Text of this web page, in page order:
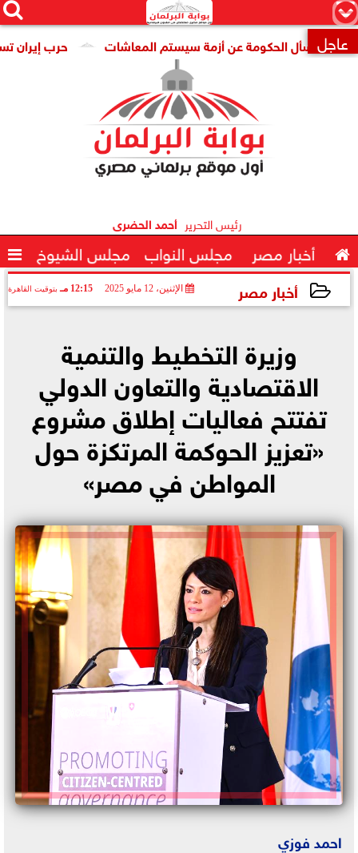
×


 عاجل حرب إيران تستنزف الحكومة عن أزمة سيستم المعاشات
رئيس التحرير أحمد الحضرى
 أخبار مصر مجلس النواب مجلس الشيوخ 
أخبار مصر الإثنين، 12 مايو 2025 12:15 مـ بتوقيت القاهرة
وزيرة التخطيط والتنمية
الاقتصادية والتعاون الدولي
تفتتح فعاليات إطلاق مشروع
«تعزيز الحوكمة المرتكزة حول
المواطن في مصر»
احمد فوزي